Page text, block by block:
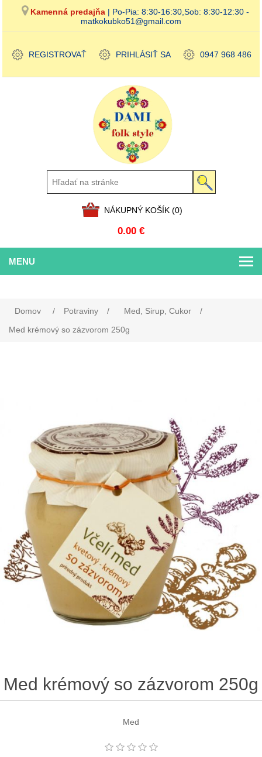
Kamenná predajňa | Po-Pia: 8:30-16:30,Sob: 8:30-12:30 -
matkokubko51@gmail.com
REGISTROVAŤ PRIHLÁSIŤ SA 0947 968 486
NÁKUPNÝ KOŠÍK (0)
0.00 €
MENU
Domov / Potraviny / Med, Sirup, Cukor
/
Med krémový so zázvorom 250g
Med krémový so zázvorom 250g
Med